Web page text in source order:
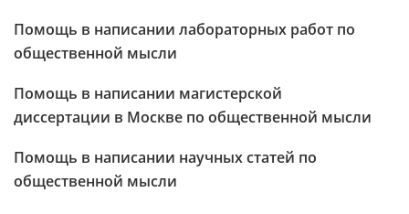
Помощь в написании лабораторных работ по
общественной мысли
Помощь в написании магистерской
диссертации в Москве по общественной мысли
Помощь в написании научных статей по
общественной мысли